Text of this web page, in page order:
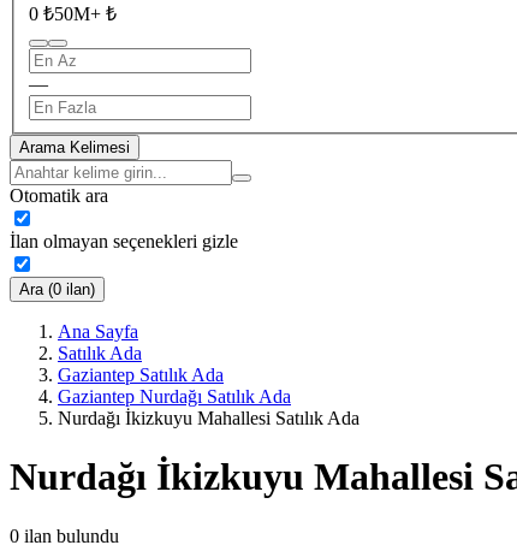
0 ₺50M+ ₺
—
Arama Kelimesi
Otomatik ara
İlan olmayan seçenekleri gizle
Ara (0 ilan)
Ana Sayfa
Satılık Ada
Gaziantep Satılık Ada
Gaziantep Nurdağı Satılık Ada
Nurdağı İkizkuyu Mahallesi Satılık Ada
Nurdağı İkizkuyu Mahallesi
0 ilan bulundu